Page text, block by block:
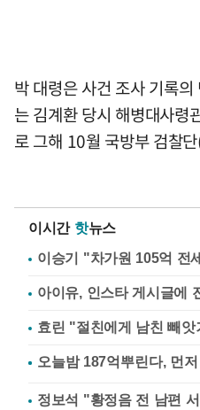
박 대령은 사건 조사 기록
는 김계환 당시 해병대사령
로 그해 10월 국방부 검찰
이시간 핫뉴스
이승기 "차가원 105억 전
아이유, 인스타 게시글에
효린 "절친에게 남친 빼앗
정보석 "황정음 전 남편